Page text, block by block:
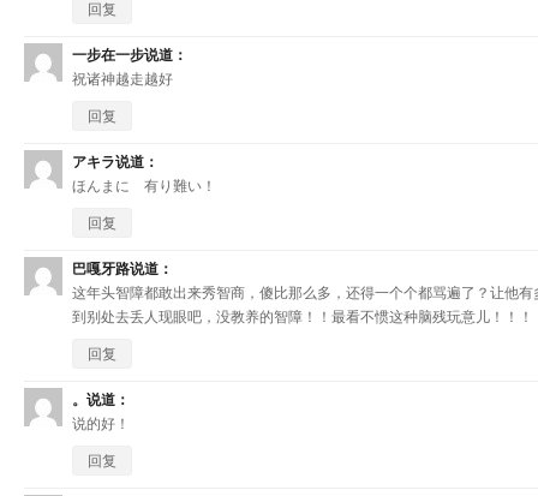
回复
一步在一步说道：
祝诸神越走越好
回复
アキラ说道：
ほんまに 有り難い！
回复
巴嘎牙路说道：
这年头智障都敢出来秀智商，傻比那么多，还得一个个都骂遍了？让他
到别处去丢人现眼吧，没教养的智障！！最看不惯这种脑残玩意儿！！！
回复
。 说道：
说的好！
回复